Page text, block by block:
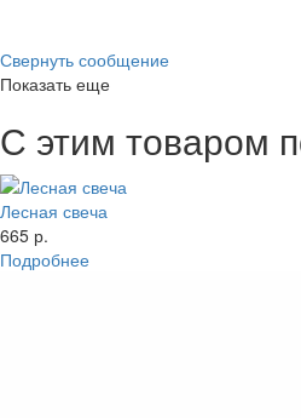
Свернуть сообщение
Показать еще
С этим товаром
Лесная свеча
665 р.
Подробнее